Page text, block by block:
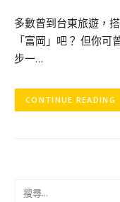
多數曾到台東旅遊，
「富岡」吧？ 但你
步一…
CONTINUE READING